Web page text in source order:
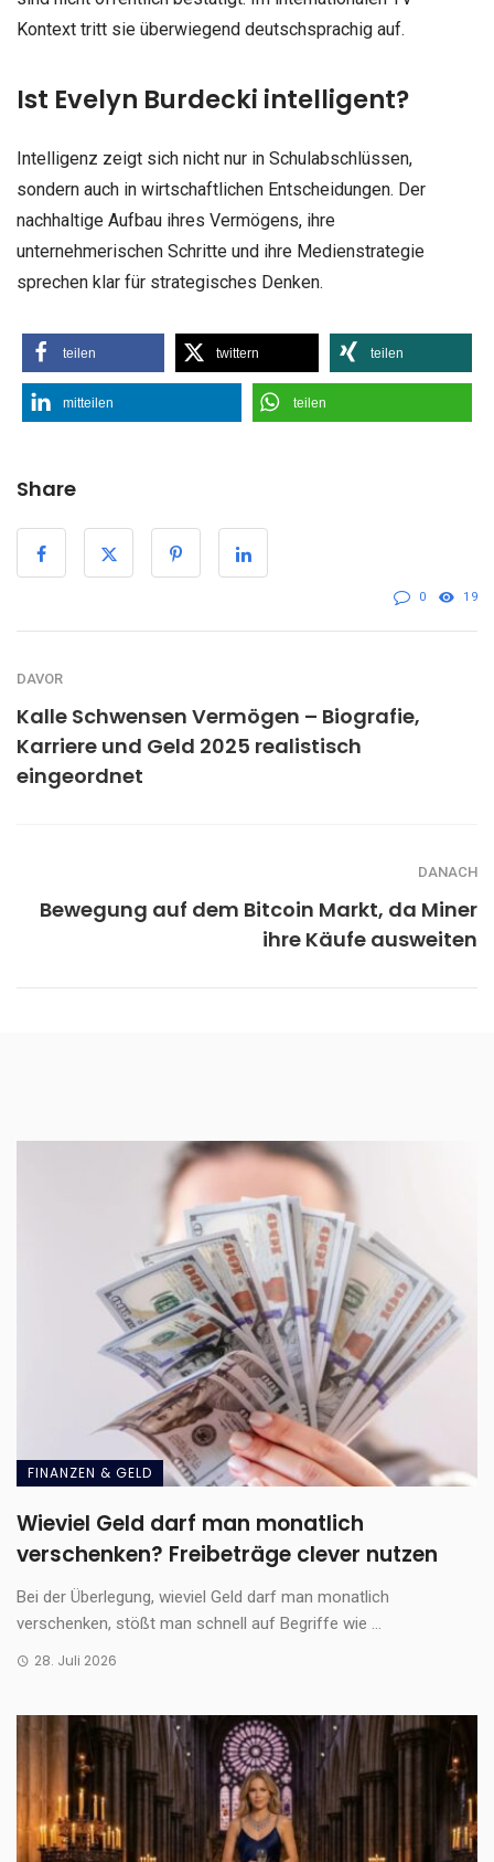
Kontext tritt sie überwiegend deutschsprachig auf.
Ist Evelyn Burdecki intelligent?
Intelligenz zeigt sich nicht nur in Schulabschlüssen,
sondern auch in wirtschaftlichen Entscheidungen. Der
nachhaltige Aufbau ihres Vermögens, ihre
unternehmerischen Schritte und ihre Medienstrategie
sprechen klar für strategisches Denken.
teilen twittern teilen
mitteilen teilen
Share
0 19
DAVOR
Kalle Schwensen Vermögen – Biografie,
Karriere und Geld 2025 realistisch
eingeordnet
DANACH
Bewegung auf dem Bitcoin Markt, da Miner
ihre Käufe ausweiten
FINANZEN & GELD
Wieviel Geld darf man monatlich
verschenken? Freibeträge clever nutzen
Bei der Überlegung, wieviel Geld darf man monatlich
verschenken, stößt man schnell auf Begriffe wie ...
28. Juli 2026